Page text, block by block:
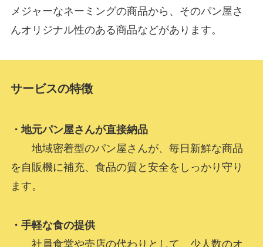
メジャーなネーミングの商品から、そのパン屋さ
んオリジナル性のある商品などがあります。
サービスの特徴
・地元パン屋さんが直接納品
地域密着型のパン屋さんが、毎日新鮮な商品
を自販機に補充、食品の質と安全をしっかり守り
ます。
・手軽な食の提供
社員食堂や売店の代わりとして、少人数のオ